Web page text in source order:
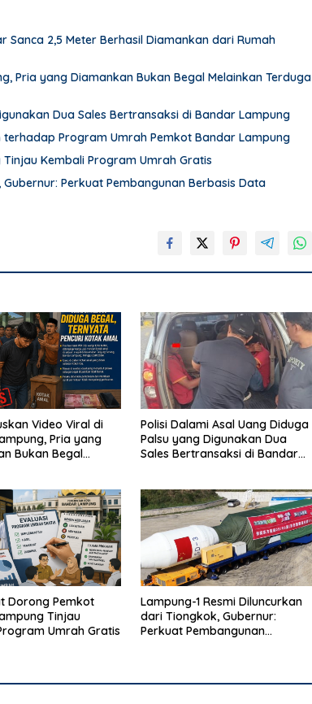
Sanca 2,5 Meter Berhasil Diamankan dari Rumah
Pria yang Diamankan Bukan Begal Melainkan Terduga
Dua Sales Bertransaksi di Bandar Lampung
Program Umrah Pemkot Bandar Lampung
Kembali Program Umrah Gratis
Perkuat Pembangunan Berbasis Data
Video Viral di
Pria yang
Bukan Begal
Polisi Dalami Asal Uang Diduga
Palsu yang Digunakan Dua
Sales Bertransaksi di Bandar
Dorong Pemkot
Tinjau
Umrah Gratis
Lampung-1 Resmi Diluncurkan
dari Tiongkok, Gubernur:
Perkuat Pembangunan